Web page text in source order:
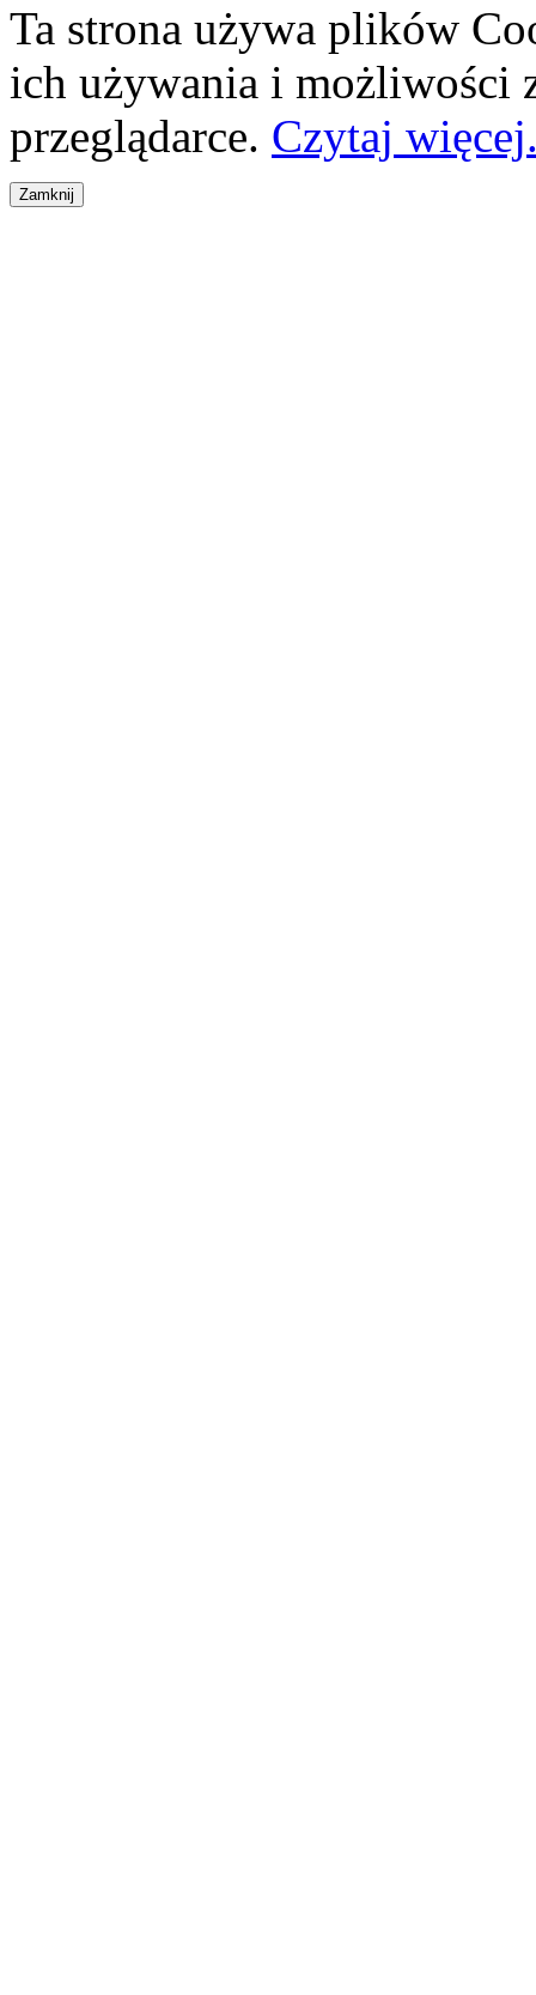
Ta strona używa plików
ich używania i możliwości
przeglądarce. Czytaj